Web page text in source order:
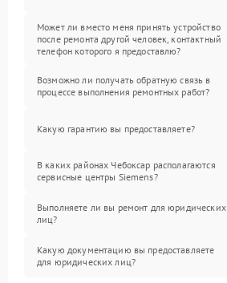
Может ли вместо меня принять устройство
после ремонта другой человек, контактный
телефон которого я предоставлю?
Возможно ли получать обратную связь в
процессе выполнения ремонтных работ?
Какую гарантию вы предоставляете?
В каких районах Чебоксар располагаются
сервисные центры Siemens?
Выполняете ли вы ремонт для юридических
лиц?
Какую документацию вы предоставляете
для юридических лиц?